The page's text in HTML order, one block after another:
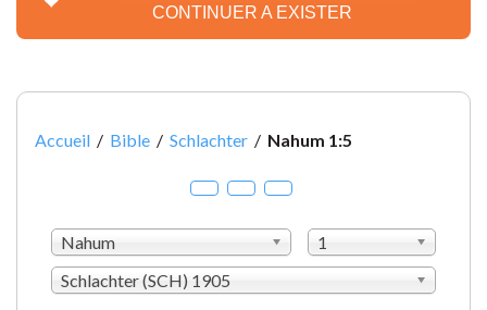
CONTINUER A EXISTER
Accueil / Bible / Schlachter / Nahum 1:5
Nahum
1
Schlachter (SCH) 1905